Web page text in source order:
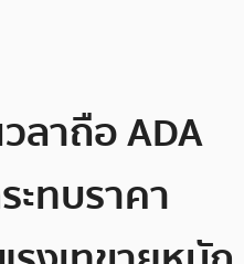
ลาถือ ADA
ะทบราคา